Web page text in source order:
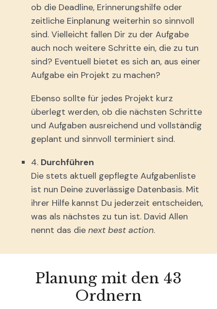
ob die Deadline, Erinnerungshilfe oder
zeitliche Einplanung weiterhin so sinnvoll
sind. Vielleicht fallen Dir zu der Aufgabe
auch noch weitere Schritte ein, die zu tun
sind? Eventuell bietet es sich an, aus einer
Aufgabe ein Projekt zu machen?
Ebenso sollte für jedes Projekt kurz
überlegt werden, ob die nächsten Schritte
und Aufgaben ausreichend und vollständig
geplant und sinnvoll terminiert sind.
4. Durchführen
Die stets aktuell gepflegte Aufgabenliste
ist nun Deine zuverlässige Datenbasis. Mit
ihrer Hilfe kannst Du jederzeit entscheiden,
was als nächstes zu tun ist. David Allen
nennt das die next best action.
Planung mit den 43
Ordnern